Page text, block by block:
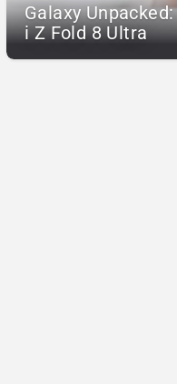
Galaxy
i Z Fold 8 Ultra